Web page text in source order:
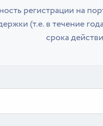
регистрации на
(т.е. в течение
срока